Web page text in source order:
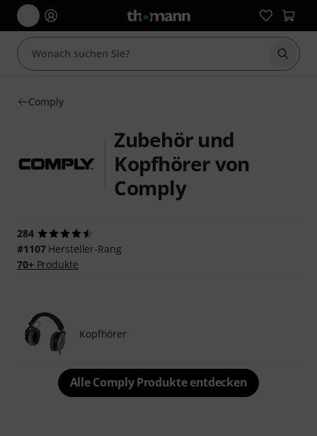
Suche
Comply
Zubehör und
Kopfhörer von
Comply
284
#1107Hersteller-Rang
70+Produkte
Kopfhörer
Alle Comply Produkte entdecken